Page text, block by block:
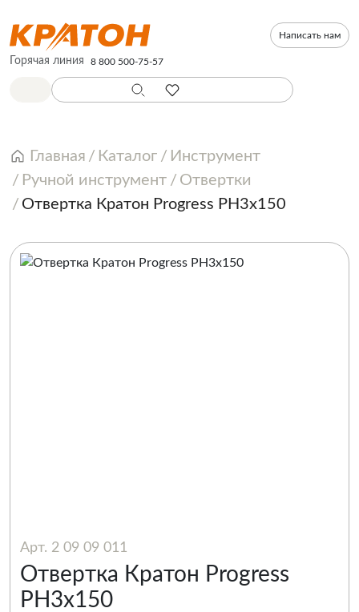
Написать нам
Горячая линия 8 800 500-75-57
Главная Каталог
Инструмент
Ручной инструмент
Отвертки
Отвертка Кратон Progress PH3х150
Арт. 2 09 09 011
Отвертка Кратон Progress
PH3х150